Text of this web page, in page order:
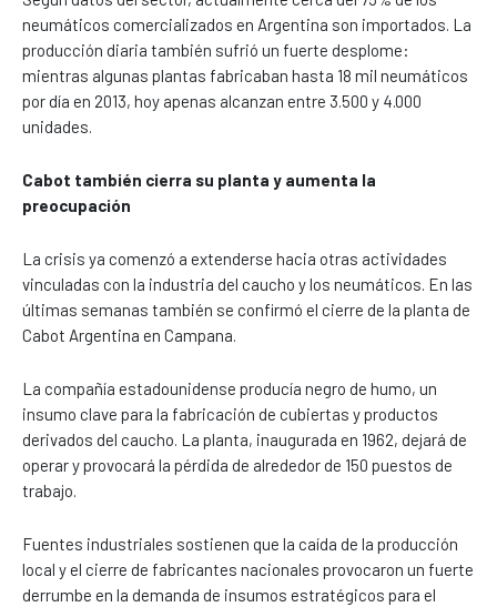
neumáticos comercializados en Argentina son importados. La
producción diaria también sufrió un fuerte desplome:
mientras algunas plantas fabricaban hasta 18 mil neumáticos
por día en 2013, hoy apenas alcanzan entre 3.500 y 4.000
unidades.
Cabot también cierra su planta y aumenta la
preocupación
La crisis ya comenzó a extenderse hacia otras actividades
vinculadas con la industria del caucho y los neumáticos. En las
últimas semanas también se confirmó el cierre de la planta de
Cabot Argentina en Campana.
La compañía estadounidense producía negro de humo, un
insumo clave para la fabricación de cubiertas y productos
derivados del caucho. La planta, inaugurada en 1962, dejará de
operar y provocará la pérdida de alrededor de 150 puestos de
trabajo.
Fuentes industriales sostienen que la caída de la producción
local y el cierre de fabricantes nacionales provocaron un fuerte
derrumbe en la demanda de insumos estratégicos para el